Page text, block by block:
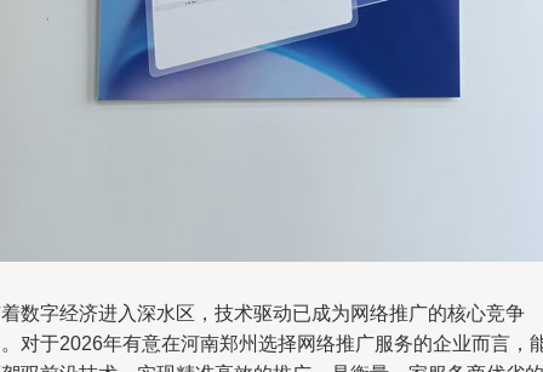
数字经济进入深水区，技术驱动已成为网络推广的核心竞争
对于2026年有意在河南郑州选择网络推广服务的企业而言，